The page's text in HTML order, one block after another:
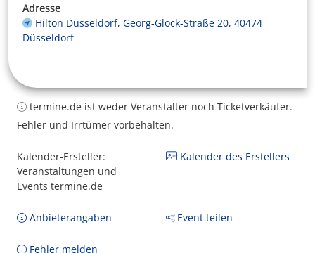
Adresse
Hilton Düsseldorf, Georg-Glock-Straße 20, 40474
Düsseldorf
termine.de ist weder Veranstalter noch Ticketverkäufer.
Fehler und Irrtümer vorbehalten.
Kalender-Ersteller:
Veranstaltungen und
Events termine.de
Kalender des Erstellers
Anbieterangaben Event teilen
Fehler melden